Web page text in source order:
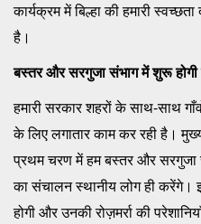
कार्यक्रम में बिल्हा की हमारी
है।
बस्तर और सरगुजा संभाग में शुरू होगी
हमारी सरकार शहरों के साथ-साथ
के लिए लगातार काम कर रही है।
प्रथम चरण में हम बस्तर और
का संचालन स्थानीय लोग ही करेंगे।
होगी और उनकी रोज़मर्रा की